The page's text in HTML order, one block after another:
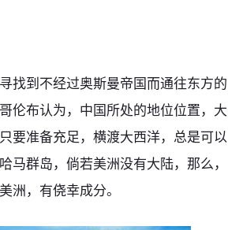
找到不经过奥斯曼帝国而通往东方的
伦布认为，中国所处的地位位置，大
要准备充足，横渡大西洋，总是可以
群岛，倘若美洲没有大陆，那么，
，有侥幸成分。